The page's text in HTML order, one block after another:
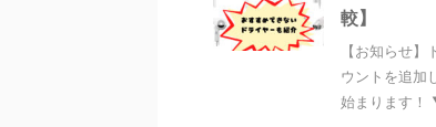
較】
【お知らせ
ウントを追加
始まります！